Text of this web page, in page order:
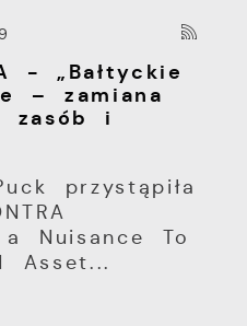
- „Bałtyckie
– zamiana
zasób i
przystąpiła
Nuisance To
Asset...